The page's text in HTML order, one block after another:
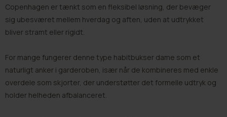
Copenhagen er tænkt som en fleksibel løsning, der bevæger
sig ubesværet mellem hverdag og aften, uden at udtrykket
bliver stramt eller rigidt.
For mange fungerer denne type habitbukser dame som et
naturligt anker i garderoben, især når de kombineres med enkle
overdele som skjorter, der understøtter det formelle udtryk og
holder helheden afbalanceret.